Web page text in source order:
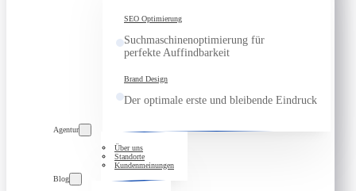
SEO Optimierung
Suchmaschinenoptimierung für
perfekte Auffindbarkeit
Brand Design
Der optimale erste und bleibende Eindruck
Agentur
Über uns
Standorte
Kundenmeinungen
Blog